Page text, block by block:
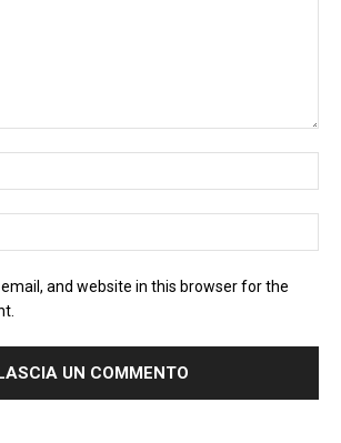
and website in this browser for the